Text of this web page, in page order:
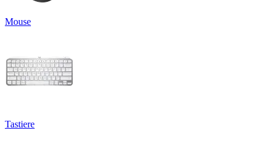
Mouse
Tastiere